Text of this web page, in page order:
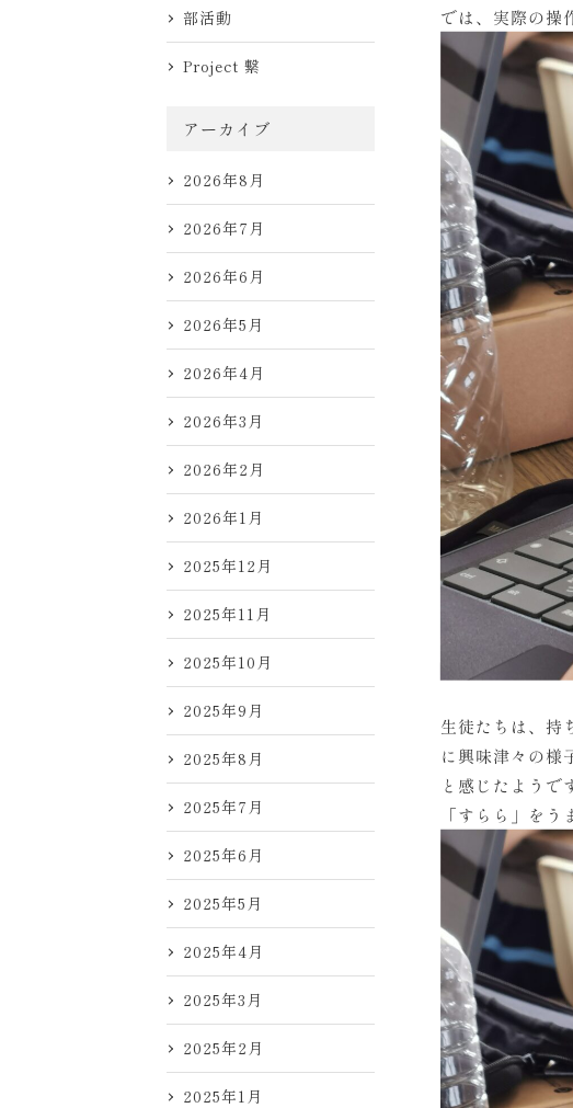
部活動
Project 繋
アーカイブ
2026年8月
2026年7月
2026年6月
2026年5月
2026年4月
2026年3月
2026年2月
2026年1月
2025年12月
2025年11月
2025年10月
2025年9月
2025年8月
2025年7月
2025年6月
2025年5月
2025年4月
2025年3月
2025年2月
2025年1月
では、実際の操
生徒たちは、持
に興味津々の様
と感じたようで
「すらら」を